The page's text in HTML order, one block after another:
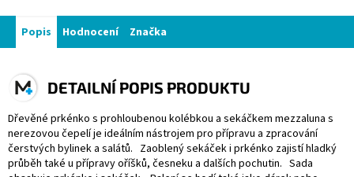
Popis Hodnocení Značka
DETAILNÍ POPIS PRODUKTU
Dřevěné prkénko s prohloubenou kolébkou a sekáčkem mezzaluna s
nerezovou čepelí je ideálním nástrojem pro přípravu a zpracování
čerstvých bylinek a salátů. Zaoblený sekáček i prkénko zajistí hladký
průběh také u přípravy oříšků, česneku a dalších pochutin. Sada